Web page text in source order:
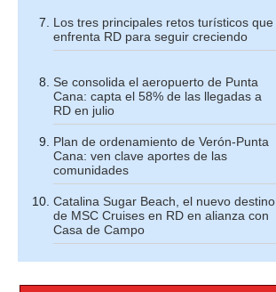
Los tres principales retos turísticos que
enfrenta RD para seguir creciendo
Se consolida el aeropuerto de Punta
Cana: capta el 58% de las llegadas a
RD en julio
Plan de ordenamiento de Verón-Punta
Cana: ven clave aportes de las
comunidades
Catalina Sugar Beach, el nuevo destino
de MSC Cruises en RD en alianza con
Casa de Campo